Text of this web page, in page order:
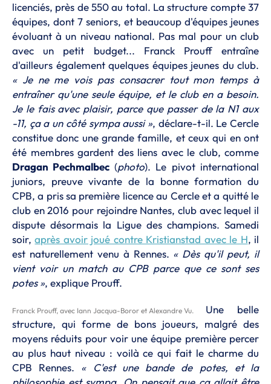
licenciés, près de 550 au total. La structure compte 37
équipes, dont 7 seniors, et beaucoup d'équipes jeunes
évoluant à un niveau national. Pas mal pour un club
avec un petit budget... Franck Prouff entraîne
d'ailleurs également quelques équipes jeunes du club.
« Je ne me vois pas consacrer tout mon temps à
entraîner qu'une seule équipe, et le club en a besoin.
Je le fais avec plaisir, parce que passer de la N1 aux
-11, ça a un côté sympa aussi », déclare-t-il. Le Cercle
constitue donc une grande famille, et ceux qui en ont
été membres gardent des liens avec le club, comme
Dragan Pechmalbec (photo). Le pivot international
juniors, preuve vivante de la bonne formation du
CPB, a pris sa première licence au Cercle et a quitté le
club en 2016 pour rejoindre Nantes, club avec lequel il
dispute désormais la Ligue des champions. Samedi
soir,après avoir joué contre Kristianstad avec le H, il
est naturellement venu à Rennes. « Dès qu'il peut, il
vient voir un match au CPB parce que ce sont ses
potes », explique Prouff.
Franck Prouff, avec Iann Jacqua-Boror et Alexandre Vu.
Une belle
structure, qui forme de bons joueurs, malgré des
moyens réduits pour voir une équipe première percer
au plus haut niveau : voilà ce qui fait le charme du
CPB Rennes. « C'est une bande de potes, et la